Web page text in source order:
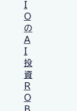
I
O
の
A
I
投
資
R
O